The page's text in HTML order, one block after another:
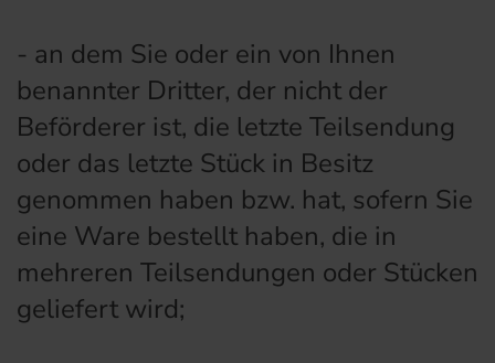
- an dem Sie oder ein von Ihnen
benannter Dritter, der nicht der
Beförderer ist, die letzte Teilsendung
oder das letzte Stück in Besitz
genommen haben bzw. hat, sofern Sie
eine Ware bestellt haben, die in
mehreren Teilsendungen oder Stücken
geliefert wird;